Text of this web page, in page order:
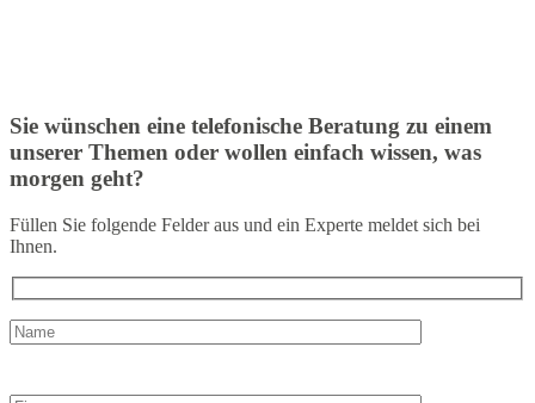
Sie wünschen eine telefonische Beratung zu einem
unserer Themen oder wollen einfach wissen, was
morgen geht?
Füllen Sie folgende Felder aus und ein Experte meldet sich bei
Ihnen.